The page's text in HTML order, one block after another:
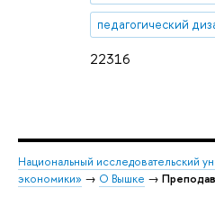
22316
педагогический
Национальный исследовательский
экономики» → О Вышке →